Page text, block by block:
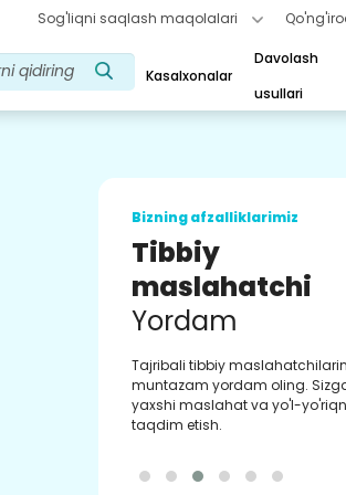
Sog'liqni saqlash maqolalari
Kasalxonalar
Davolash
usullari
Bizning afzalliklarimiz
Tibbiy
maslahatchi
Yordam
Tajribali tibbiy
muntazam yordam oling.
yaxshi maslahat va yo'l-
taqdim etish.